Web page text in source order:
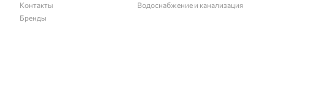
Контакты
Бренды
Водоснабжение и канализация